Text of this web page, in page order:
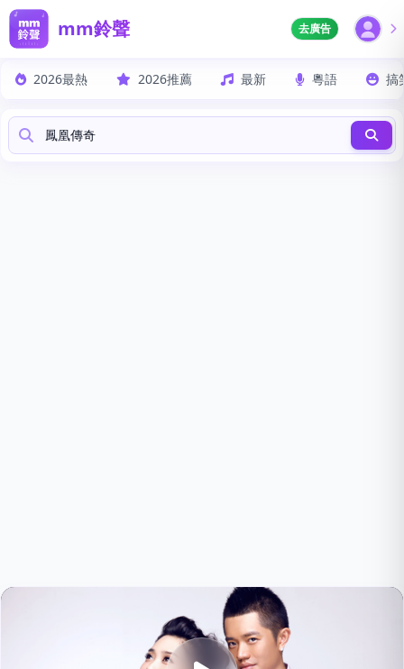
mm鈴聲 去廣告
2026最熱 2026推薦 最新 粵語 搞